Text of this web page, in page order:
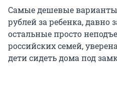
Самые дешевые
рублей за ребенка, давно
остальные просто
российских семей,
дети сидеть дома под